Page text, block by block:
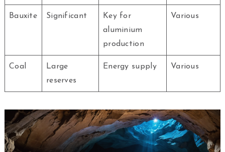
Bauxite Significant
Key for
aluminium
production
Various
Coal
Large
reserves
Energy supply Various